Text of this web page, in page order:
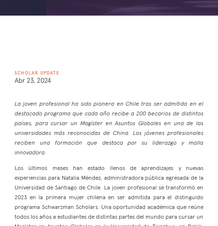
SCHOLAR UPDATE
Abr 23, 2024
La joven profesional ha sido pionera en Chile tras ser admitida en el
destacado programa que cada año recibe a 200 becarios de distintos
países, para cursar un Magíster en Asuntos Globales en una de las
universidades más reconocidas de China. Los jóvenes profesionales
reciben una formación que destaca por su liderazgo y malla
innovadora.
Los últimos meses han estado llenos de aprendizajes y nuevas
experiencias para Natalia Méndez, administradora pública egresada de la
Universidad de Santiago de Chile. La joven profesional se transformó en
2023 en la primera mujer chilena en ser admitida para el distinguido
programa Schwarzman Scholars. Una oportunidad académica que reúne
todos los años a estudiantes de distintas partes del mundo para cursar un